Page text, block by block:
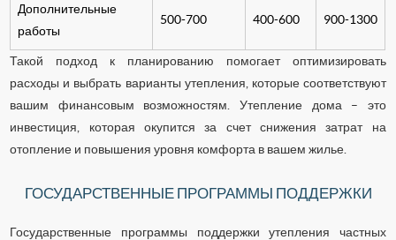
Дополнительные
работы
500-700 400-600 900-1300
Такой подход к планированию помогает оптимизировать
расходы и выбрать варианты утепления, которые соответствуют
вашим финансовым возможностям. Утепление дома – это
инвестиция, которая окупится за счет снижения затрат на
отопление и повышения уровня комфорта в вашем жилье.
ГОСУДАРСТВЕННЫЕ ПРОГРАММЫ ПОДДЕРЖКИ
Государственные программы поддержки утепления частных